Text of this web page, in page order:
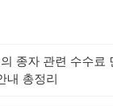
종자 관련 수수료
내 총정리